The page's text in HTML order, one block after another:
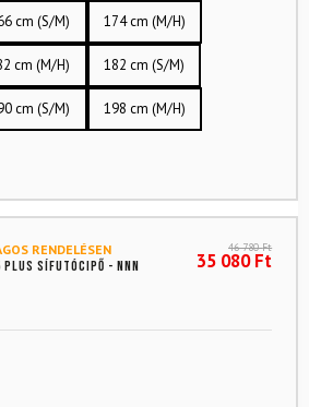
cm (S/M) 174 cm (M/H)
cm (M/H) 182 cm (S/M)
cm (S/M) 198 cm (M/H)
RENDELÉSEN
Plus sífutócipő - NNN
46 780Ft
35 080Ft